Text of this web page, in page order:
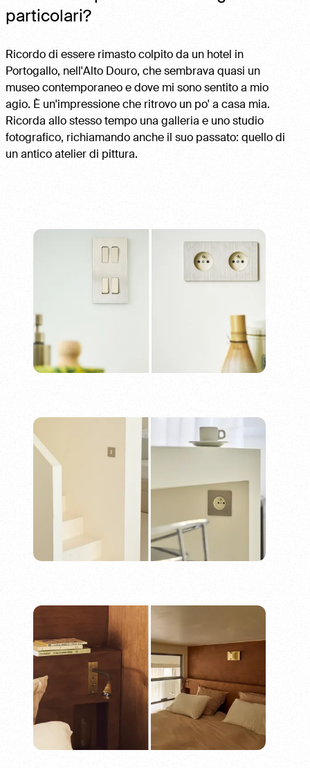
particolari?
Ricordo di essere rimasto colpito da un hotel in
Portogallo, nell'Alto Douro, che sembrava quasi un
museo contemporaneo e dove mi sono sentito a mio
agio. È un'impressione che ritrovo un po' a casa mia.
Ricorda allo stesso tempo una galleria e uno studio
fotografico, richiamando anche il suo passato: quello di
un antico atelier di pittura.